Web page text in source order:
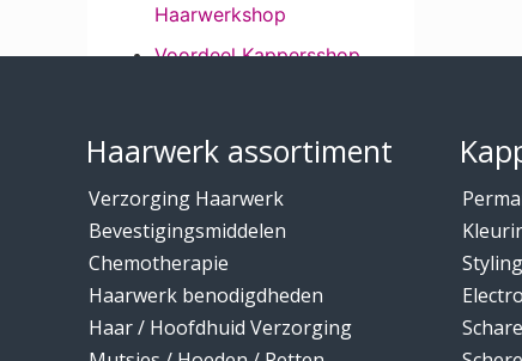
Haarwerkshop
Voordeel Kappersshop
Wimpers /
Wenkbrauwen
Wintercollectie mutsen
/ hoeden
Haarwerk assortiment
Verzorging Haarwerk
Bevestigingsmiddelen
Chemotherapie
Haarwerk benodigdheden
Haar / Hoofdhuid Verzorging
Styling
Electro